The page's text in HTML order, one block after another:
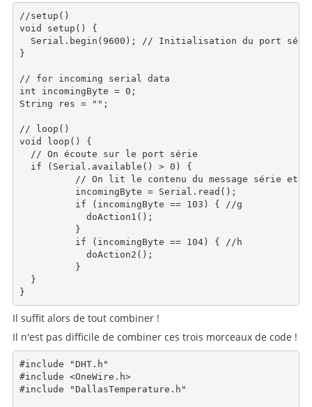
//setup()
void setup() {
Serial.begin(9600); // Initialisation du port
}
// for incoming serial data
int incomingByte = 0;
String res = "";
// loop()
void loop() {
  // On écoute sur le port série
  if (Serial.available() > 0) {
// On lit le contenu du message série et
          incomingByte = Serial.read();
          if (incomingByte == 103) { //g
            doAction1();
          }
          if (incomingByte == 104) { //h
            doAction2();
          }
  }
Il suffit alors de tout combiner !
Il n'est pas difficile de combiner ces trois morceaux de code !
#include "DHT.h"
#include <OneWire.h>
#include "DallasTemperature.h"